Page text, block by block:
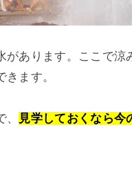
あります。ここで涼
ます。
見学しておくなら今